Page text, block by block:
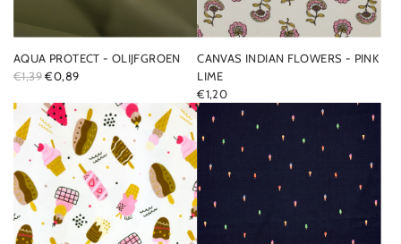
AQUA PROTECT - OLIJFGROEN
R
G
U
L
R
P
R
I
€1,39 €0,89
CANVAS INDIAN FLOWERS - PINK
LIME
€1,20